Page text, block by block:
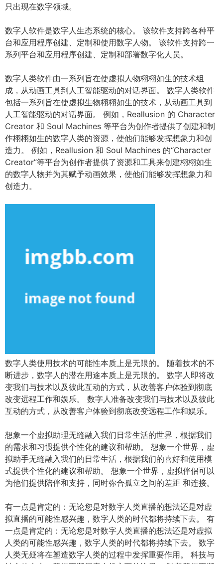
只出现在数字领域。
数字人软件是数字人生态系统的核心。 该软件支持跨各种平
台和应用程序创建、定制和使用数字人物。 该软件支持跨一
系列平台和应用程序创建、定制和部署数字化人员。
数字人类软件由一系列旨在使虚拟人物栩栩如生的技术组
成，从动画工具到人工智能驱动的对话界面。 数字人类软件
包括一系列旨在使虚拟生物栩栩如生的技术，从动画工具到
人工智能驱动的对话界面。 例如，Reallusion 的 Character
Creator 和 Soul Machines 等平台为创作者提供了创建和制
作栩栩如生的数字人类的资源，使他们能够发挥想象力和创
造力。 例如，Reallusion 和 Soul Machines 的“Character
Creator”等平台为创作者提供了资源和工具来创建栩栩如生
的数字人物并为其赋予动画效果，使他们能够发挥想象力和
创造力。
数字人类使用技术的可能性本质上是无限的。 随着技术的不
断进步，数字人的潜在用途本质上是无限的。 数字人即将改
变我们与技术以及彼此互动的方式，从改善客户体验到彻底
改变远程工作和娱乐。 数字人准备改变我们与技术以及彼此
互动的方式，从改善客户体验到彻底改变远程工作和娱乐。
想象一个虚拟助理无缝融入我们日常生活的世界，根据我们
的需求和习惯提供个性化的建议和帮助。 想象一个世界，虚
拟助手无缝融入我们的日常生活，根据我们的喜好和使用模
式提供个性化的建议和帮助。 想象一个世界，虚拟伴侣可以
为他们提供陪伴和支持，同时弥合孤立之间的差距 和连接。
有一点是肯定的：无论您是对数字人类直播的想法还是对虚
拟直播的可能性感兴趣，数字人类的时代都将持续下去。 有
一点是肯定的：无论您是对数字人类直播的想法还是对虚拟
人类的可能性感兴趣，数字人类的时代都将持续下去。 数字
人类无疑将在塑造数字人类的过程中发挥重要作用。 科技与